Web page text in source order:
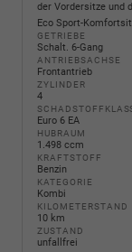
der Vordersitze und
Eco Sport-
GETRIEBE
Schalt. 6-Gang
ANTRIEBSACHSE
Frontantrieb
ZYLINDER
4
Euro 6 EA
HUBRAUM
1.498 ccm
KRAFTSTOFF
Benzin
KATEGORIE
Kombi
KILOMETERSTAND
10 km
ZUSTAND
unfallfrei